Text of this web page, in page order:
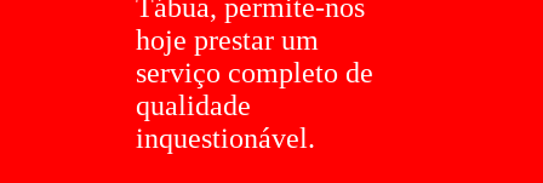
Tábua, permite-nos
hoje prestar um
serviço completo de
qualidade
inquestionável.